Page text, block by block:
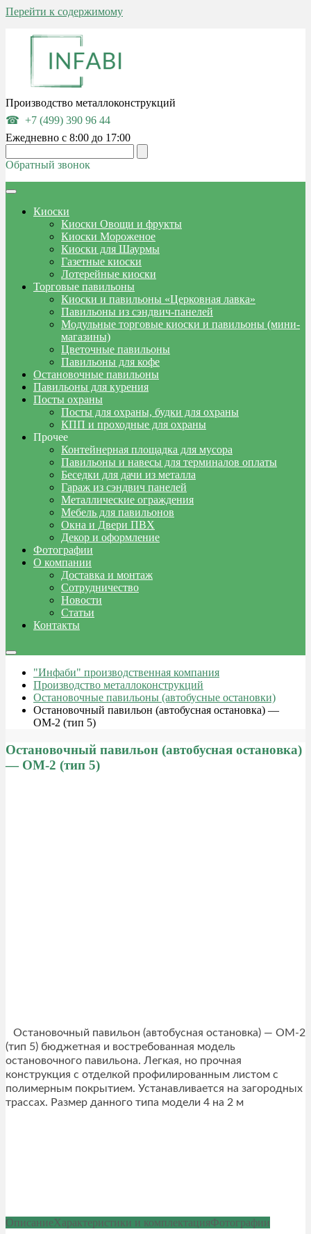
Перейти к содержимому
Производство металлоконструкций
+7 (499) 390 96 44
Ежедневно с 8:00 до 17:00
Обратный звонок
Киоски
Киоски Овощи и фрукты
Киоски Мороженое
Киоски для Шаурмы
Газетные киоски
Лотерейные киоски
Торговые павильоны
Киоски и павильоны «Церковная лавка»
Павильоны из сэндвич-панелей
Модульные торговые киоски и павильоны (мини-
магазины)
Цветочные павильоны
Павильоны для кофе
Остановочные павильоны
Павильоны для курения
Посты охраны
Посты для охраны, будки для охраны
КПП и проходные для охраны
Прочее
Контейнерная площадка для мусора
Павильоны и навесы для терминалов оплаты
Беседки для дачи из металла
Гараж из сэндвич панелей
Металлические ограждения
Мебель для павильонов
Окна и Двери ПВХ
Декор и оформление
Фотографии
О компании
Доставка и монтаж
Сотрудничество
Новости
Статьи
Контакты
"Инфаби" производственная компания
Производство металлоконструкций
Остановочные павильоны (автобусные остановки)
Остановочный павильон (автобусная остановка) —
ОМ-2 (тип 5)
Остановочный павильон (автобусная остановка)
— ОМ-2 (тип 5)
Остановочный павильон (автобусная остановка) — ОМ-2
(тип 5) бюджетная и востребованная модель
остановочного павильона. Легкая, но прочная
конструкция с отделкой профилированным листом с
полимерным покрытием. Устанавливается на загородных
трассах. Размер данного типа модели 4 на 2 м
ОписаниеХарактеристики и комплектацияФотографии